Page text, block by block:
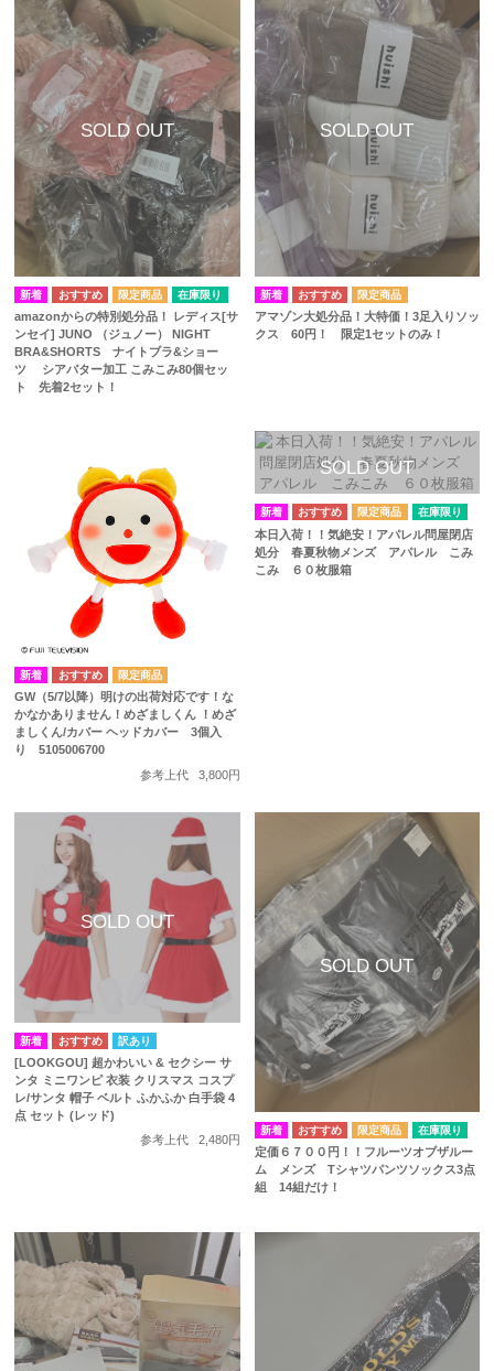
在庫限り
amazonからの特別処分品！ レディス[サ
ンセイ] JUNO （ジュノー） NIGHT
BRA&SHORTS ナイトブラ&ショー
ツ シアバター加工 こみこみ80個セッ
ト 先着2セット！
アマゾン大処分品！大特価！3足入りソッ
クス 60円！ 限定1セットのみ！
GW（5/7以降）明けの出荷対応です！な
かなかありません！めざましくん ！めざ
ましくん/カバー ヘッドカバー 3個入
り 5105006700
参考上代
3,800円
在庫限り
本日入荷！！気絶安！アパレル問屋閉店
処分 春夏秋物メンズ アパレル こみ
こみ ６０枚服箱
訳あり
[LOOKGOU] 超かわいい & セクシー サ
ンタ ミニワンピ 衣装 クリスマス コスプ
レ/サンタ 帽子 ベルト ふかふか 白手袋 4
点 セット (レッド)
参考上代
2,480円
在庫限り
定価６７００円！！フルーツオブザルー
ム メンズ Tシャツパンツソックス3点
組 14組だけ！